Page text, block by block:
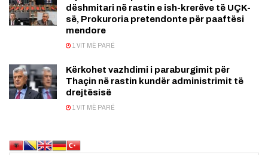
dëshmitari në rastin e ish-krerëve të UÇK-
së, Prokuroria pretendonte për paaftësi
mendore
1 VIT MË PARË
Kërkohet vazhdimi i paraburgimit për
Thaçin në rastin kundër administrimit të
drejtësisë
1 VIT MË PARË